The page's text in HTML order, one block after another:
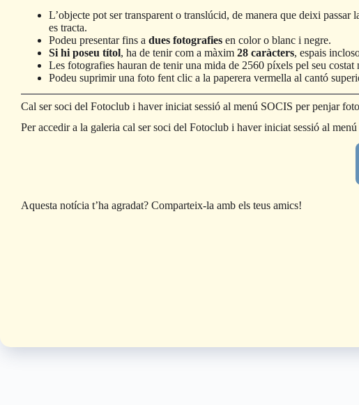
L’objecte pot ser transparent o translúcid, de manera que deixi
es tracta.
Podeu presentar fins a dues fotografies en color o blanc i negre.
Si hi poseu títol, ha de tenir com a màxim 28 caràcters, espais
Les fotografies hauran de tenir una mida de 2560 píxels pel seu costat
Podeu suprimir una foto fent clic a la paperera vermella al cantó
Cal ser soci del Fotoclub i haver iniciat sessió al menú SOCIS per penjar
Per accedir a la galeria cal ser soci del Fotoclub i haver iniciat sessió al
Aquesta notícia t’ha agradat? Comparteix-la amb els teus amics!